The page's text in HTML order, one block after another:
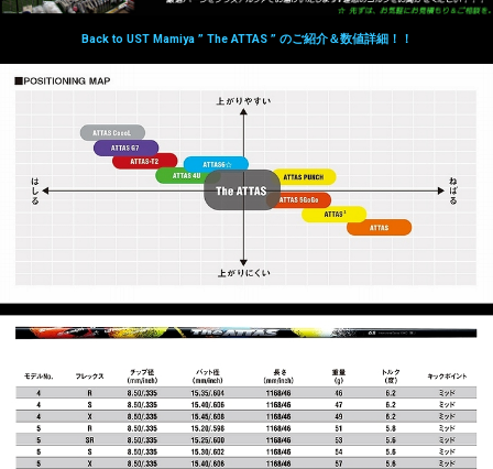
Back to UST Mamiya ” The ATTAS ” のご紹介＆数値詳細！！